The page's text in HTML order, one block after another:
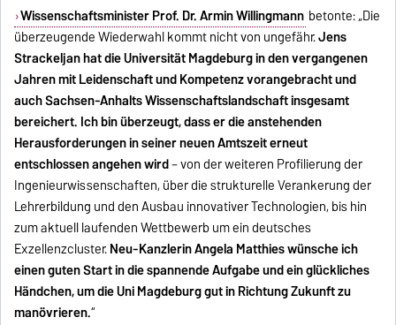
Wissenschaftsminister Prof. Dr. Armin Willingmann betonte: „Die
überzeugende Wiederwahl kommt nicht von ungefähr.Jens
Strackeljan hat die Universität Magdeburg in den vergangenen
Jahren mit Leidenschaft und Kompetenz vorangebracht und
auch Sachsen-Anhalts Wissenschaftslandschaft insgesamt
bereichert. Ich bin überzeugt, dass er die anstehenden
Herausforderungen in seiner neuen Amtszeit erneut
entschlossen angehen wird– von der weiteren Profilierung der
Ingenieurwissenschaften, über die strukturelle Verankerung der
Lehrerbildung und den Ausbau innovativer Technologien, bis hin
zum aktuell laufenden Wettbewerb um ein deutsches
Exzellenzcluster.Neu-Kanzlerin Angela Matthies wünsche ich
einen guten Start in die spannende Aufgabe und ein glückliches
Händchen, um die Uni Magdeburg gut in Richtung Zukunft zu
manövrieren.“